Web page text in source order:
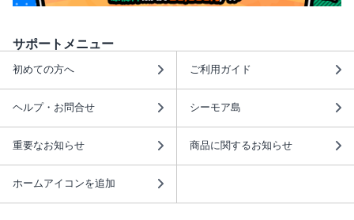
サポートメニュー
初めての方へ ご利用ガイド
ヘルプ・お問合せ シーモア島
重要なお知らせ 商品に関するお知らせ
ホームアイコンを追加